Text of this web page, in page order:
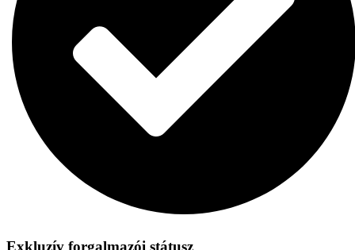
Exkluzív forgalmazói státusz